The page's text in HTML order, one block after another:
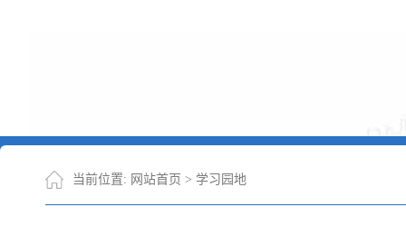
当前位置: 网站首页 > 学习园地